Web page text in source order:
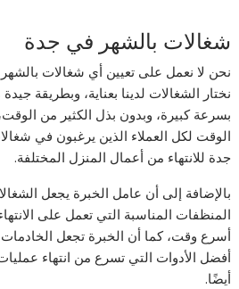
شغالات بالشهر في جدة
نحن لا نعمل على تعيين أي شغالات
نختار الشغالات لدينا بعناية، وبطريقة
بسرعة كبيرة، وبدون بذل الكثير من
الوقت لكل العملاء الذين يرغبون في
جدة للانتهاء من أعمال المنزل المختلفة.
بالإضافة إلى أن عامل الخبرة يجعل
المنظفات المناسبة التي تعمل على
أسرع وقت، كما أن الخبرة تجعل الخادمات
أفضل الأدوات التي تسرع من انتهاء
أيضًا.